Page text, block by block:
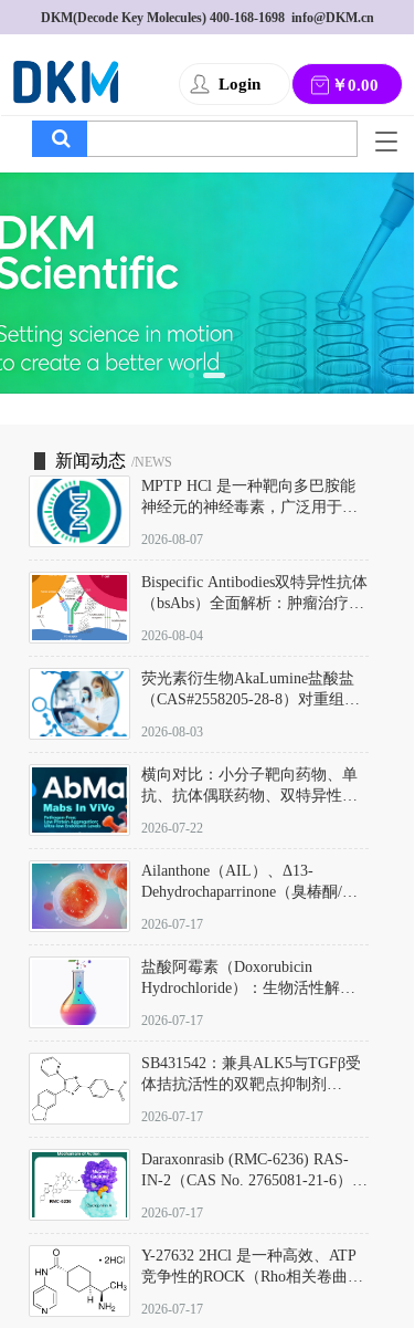
DKM(Decode Key Molecules) 400-168-1698
  info@DKM.cn
Login ￥0.00
T
g
g
l
a
v
i
g
a
新闻动态 /NEWS
MPTP HCl 是一种靶向多巴胺能
神经元的神经毒素，广泛用于构
以盐酸盐形式存在，可触发线粒
体介导的神经元凋亡。其经典应
用即为选择性损毁中脑黑质致密
部多巴胺能神经元，从而可靠模
拟帕金森病的核心病理与行为表
2026-08-07
Bispecific Antibodies双特异性抗体
（bsAbs）全面解析：肿瘤治疗的
2026-08-04
荧光素衍生物AkaLumine盐酸盐
（CAS#2558205-28-8）对重组萤
数（Km）为2.06 μM；其近红外
发光特性赋予优异的组织穿透能
力，大幅增强成像信噪比，从而
实现活体动物模型中极低给药剂
量下的高灵敏度、非侵入式生物
2026-08-03
横向对比：小分子靶向药物、单
抗、抗体偶联药物、双特异性抗
及应用瓶颈
2026-07-22
Ailanthone（AIL）、Δ13-
Dehydrochaparrinone（臭椿酮/臭
DKM货号 D806885
2026-07-17
盐酸阿霉素（Doxorubicin
Hydrochloride）：生物活性解
范
2026-07-17
SB431542：兼具ALK5与TGFβ受
体拮抗活性的双靶点抑制剂
D801067）
2026-07-17
Daraxonrasib (RMC-6236) RAS-
IN-2（CAS No. 2765081-21-6）：
向KRAS/NRAS/HRAS的广谱RAS
2026-07-17
Y-27632 2HCl 是一种高效、ATP
竞争性的ROCK（Rho相关卷曲螺
同等抑制ROCK1与ROCK2；其通
2026-07-17